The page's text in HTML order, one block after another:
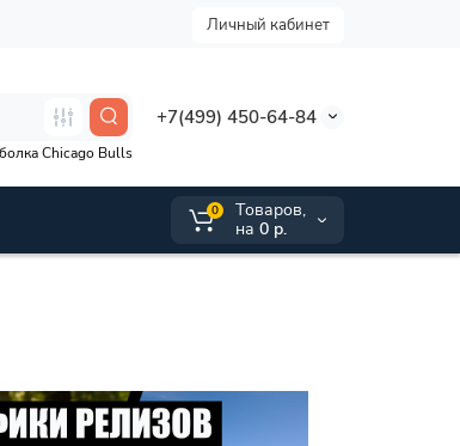
Личный кабинет
+7(499) 450-64-84
Chicago Bulls
0
Tоваров,
на 0 р.